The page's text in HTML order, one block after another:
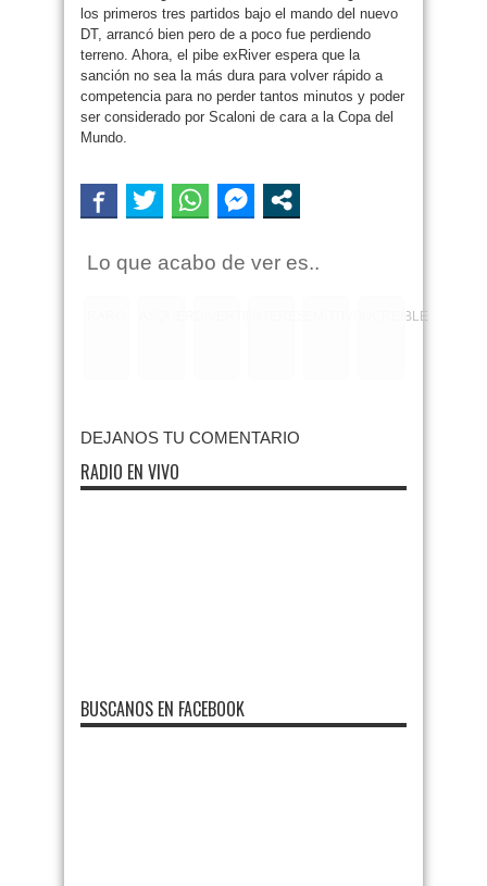
los primeros tres partidos bajo el mando del nuevo
DT, arrancó bien pero de a poco fue perdiendo
terreno. Ahora, el pibe exRiver espera que la
sanción no sea la más dura para volver rápido a
competencia para no perder tantos minutos y poder
ser considerado por Scaloni de cara a la Copa del
Mundo.
Lo que acabo de ver es..
INCREIBLE
DEJANOS TU COMENTARIO
RADIO EN VIVO
BUSCANOS EN FACEBOOK